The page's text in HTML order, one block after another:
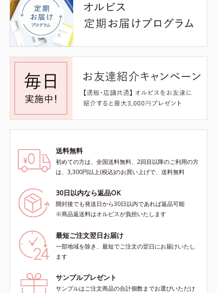
送料無料
初めての方は、全国送料無料、2回目以降のご利用の方
は、3,300円以上(税込)のお買い上げで、送料無料
30日以内なら返品OK
開封後でも発送日から30日以内であれば返品可能
※商品返送料はオルビスが負担いたします
最短ご注文翌日お届け
一部地域を除き、最短でご注文の翌日にお届けいたし
ます
サンプルプレゼント
サンプルはご注文商品の合計個数までお選びいただけ